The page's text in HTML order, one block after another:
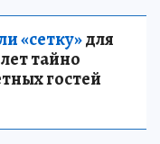
«сетку»для
тайно
гостей